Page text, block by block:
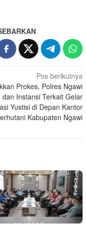
Pos berikutnya
Prokes, Polres Ngawi
dan Instansi Terkait Gelar
Yustisi di Depan Kantor
Kabupaten Ngawi